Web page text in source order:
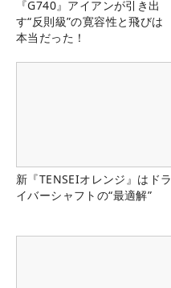
『G740』アイアンが引き出
す“反則級”の寛容性と飛びは
本当だった！
新『TENSEIオレンジ』はドラ
イバーシャフトの“最適解”